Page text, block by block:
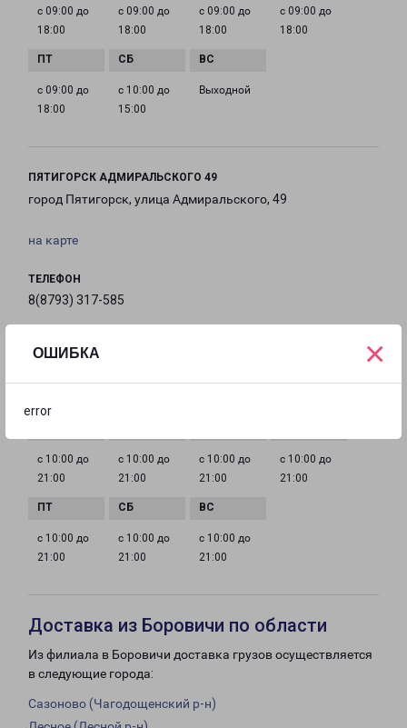
ОШИБКА
error
×
с 09:00 до
18:00
с 09:00 до
18:00
с 09:00 до
18:00
с 09:00 до
18:00
с 09:00 до
18:00
с 10:00 до
15:00
Выходной
ПЯТИГОРСК АДМИРАЛЬСКОГО 49
город Пятигорск, улица Адмиральского, 49
на карте
ТЕЛЕФОН
8(8793) 317-585
kmv@pecom.ru
с 10:00 до
21:00
с 10:00 до
21:00
с 10:00 до
21:00
с 10:00 до
21:00
с 10:00 до
21:00
с 10:00 до
21:00
с 10:00 до
21:00
Доставка из Боровичи по области
Из филиала в Боровичи доставка грузов осуществляется
в следующие города:
Сазоново (Чагодощенский р-н)